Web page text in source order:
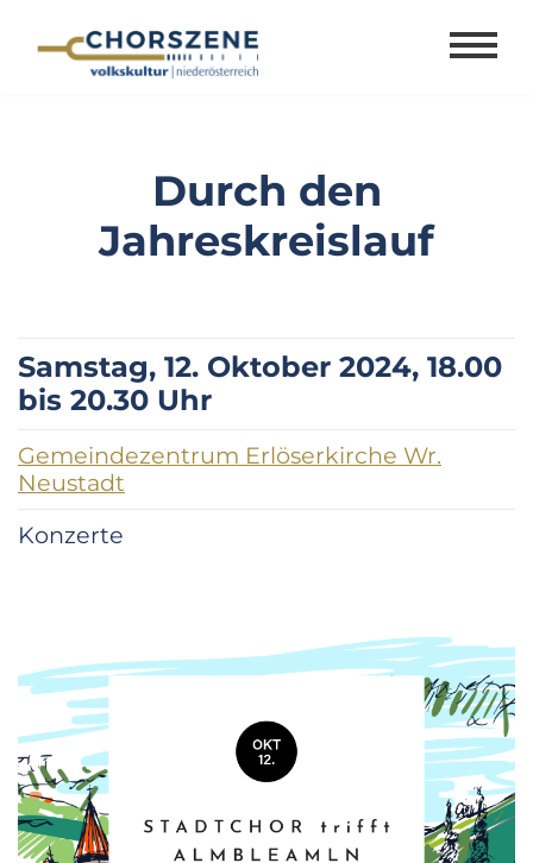
Durch den
Jahreskreislauf
Samstag, 12. Oktober 2024, 18.00
bis 20.30 Uhr
Gemeindezentrum Erlöserkirche Wr.
Neustadt
Konzerte